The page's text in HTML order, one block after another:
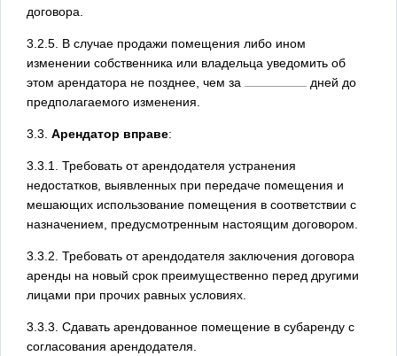
договора.
3.2.5. В случае продажи помещения либо ином
изменении собственника или владельца уведомить об
этом арендатора не позднее, чем за
дней до
предполагаемого изменения.
3.3. Арендатор вправе:
3.3.1. Требовать от арендодателя устранения
недостатков, выявленных при передаче помещения и
мешающих использование помещения в соответствии с
назначением, предусмотренным настоящим договором.
3.3.2. Требовать от арендодателя заключения договора
аренды на новый срок преимущественно перед другими
лицами при прочих равных условиях.
3.3.3. Сдавать арендованное помещение в субаренду с
согласования арендодателя.